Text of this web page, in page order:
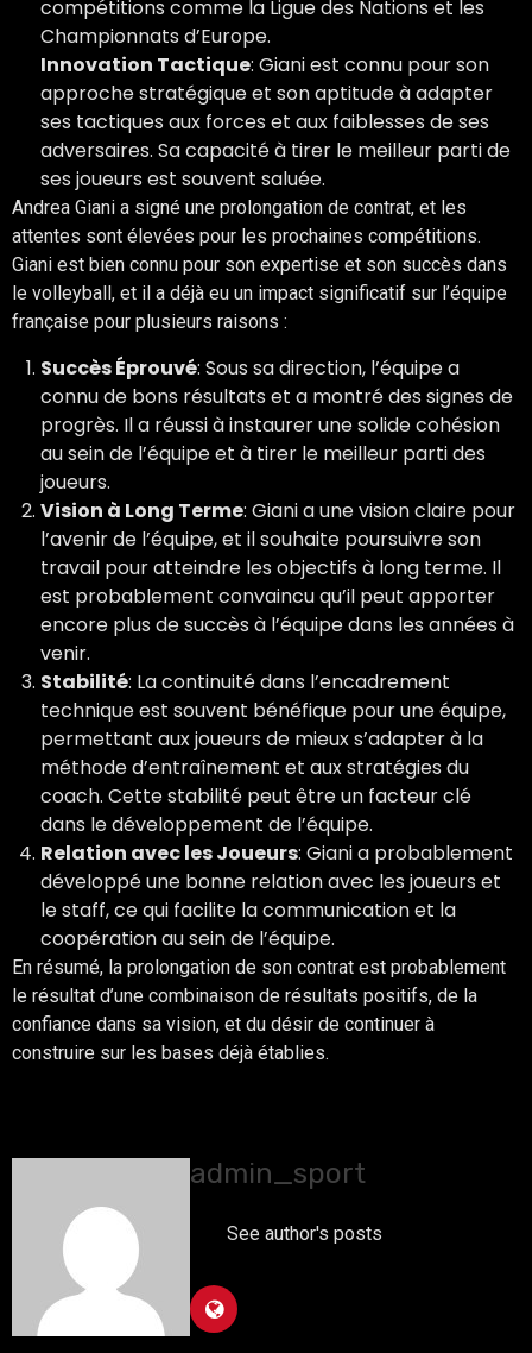
compétitions comme la Ligue des Nations et les
Championnats d’Europe.
Innovation Tactique: Giani est connu pour son
approche stratégique et son aptitude à adapter
ses tactiques aux forces et aux faiblesses de ses
adversaires. Sa capacité à tirer le meilleur parti de
ses joueurs est souvent saluée.
Andrea Giani a signé une prolongation de contrat, et les
attentes sont élevées pour les prochaines compétitions.
Giani est bien connu pour son expertise et son succès dans
le volleyball, et il a déjà eu un impact significatif sur l’équipe
française pour plusieurs raisons :
Succès Éprouvé: Sous sa direction, l’équipe a
connu de bons résultats et a montré des signes de
progrès. Il a réussi à instaurer une solide cohésion
au sein de l’équipe et à tirer le meilleur parti des
joueurs.
Vision à Long Terme: Giani a une vision claire pour
l’avenir de l’équipe, et il souhaite poursuivre son
travail pour atteindre les objectifs à long terme. Il
est probablement convaincu qu’il peut apporter
encore plus de succès à l’équipe dans les années à
venir.
Stabilité: La continuité dans l’encadrement
technique est souvent bénéfique pour une équipe,
permettant aux joueurs de mieux s’adapter à la
méthode d’entraînement et aux stratégies du
coach. Cette stabilité peut être un facteur clé
dans le développement de l’équipe.
Relation avec les Joueurs: Giani a probablement
développé une bonne relation avec les joueurs et
le staff, ce qui facilite la communication et la
coopération au sein de l’équipe.
En résumé, la prolongation de son contrat est probablement
le résultat d’une combinaison de résultats positifs, de la
confiance dans sa vision, et du désir de continuer à
construire sur les bases déjà établies.
admin_sport
See author's posts